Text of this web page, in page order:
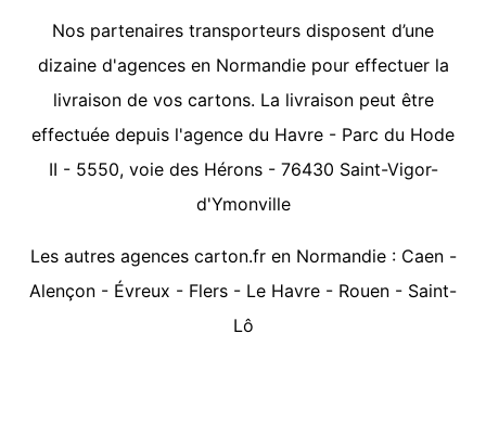
Nos partenaires transporteurs disposent d’une
dizaine d'agences en Normandie pour effectuer la
livraison de vos cartons. La livraison peut être
effectuée depuis l'agence du Havre - Parc du Hode
II - 5550, voie des Hérons - 76430 Saint-Vigor-
d'Ymonville
Les autres agences carton.fr en Normandie : Caen-
Alençon - Évreux - Flers - Le Havre - Rouen - Saint-
Lô